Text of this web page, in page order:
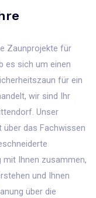
Zaunprojekte für
es sich um einen
für ein
wir sind Ihr
Unser
das Fachwissen
mit Ihnen zusammen,
und Ihnen
über die